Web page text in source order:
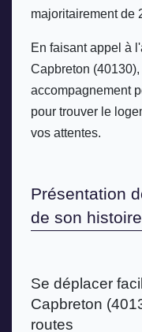
majoritairement de
En faisant appel à
Capbreton
accompagnement
pour trouver le
vos attentes.
Présentation
de son histoire
Se déplacer
Capbreton
routes